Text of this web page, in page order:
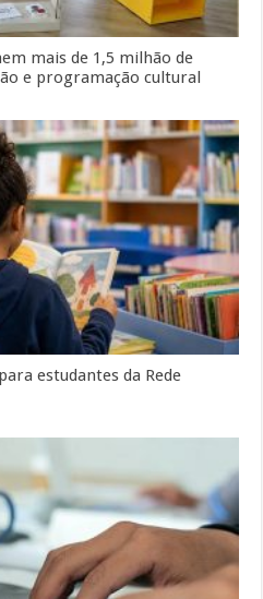
mais de 1,5 milhão de
e programação cultural
estudantes da Rede